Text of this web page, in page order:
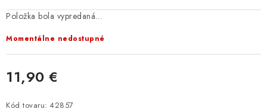
Položka bola vypredaná…
Momentálne nedostupné
11,90 €
Kód tovaru: 42857